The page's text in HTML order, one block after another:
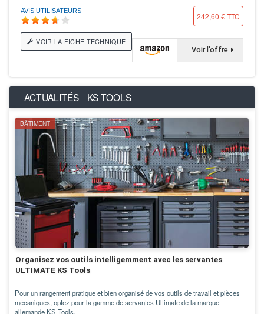
AVIS UTILISATEURS
242,60 € TTC
VOIR LA FICHE TECHNIQUE
Voir l'offre
ACTUALITÉS KS TOOLS
BÂTIMENT
Organisez vos outils intelligemment avec les servantes
ULTIMATE KS Tools
Pour un rangement pratique et bien organisé de vos outils de travail et pièces
mécaniques, optez pour la gamme de servantes Ultimate de la marque
allemande KS Tools.